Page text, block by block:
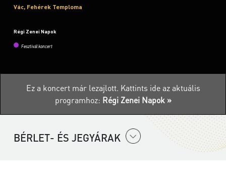
Vác, Fehérek Temploma
Régi Zenei Napok
Fesztivál koncert
Ez a koncert már lezajlott. Kattints ide az aktuális
programhoz: Régi Zenei Napok »
BÉRLET- ÉS JEGYÁRAK